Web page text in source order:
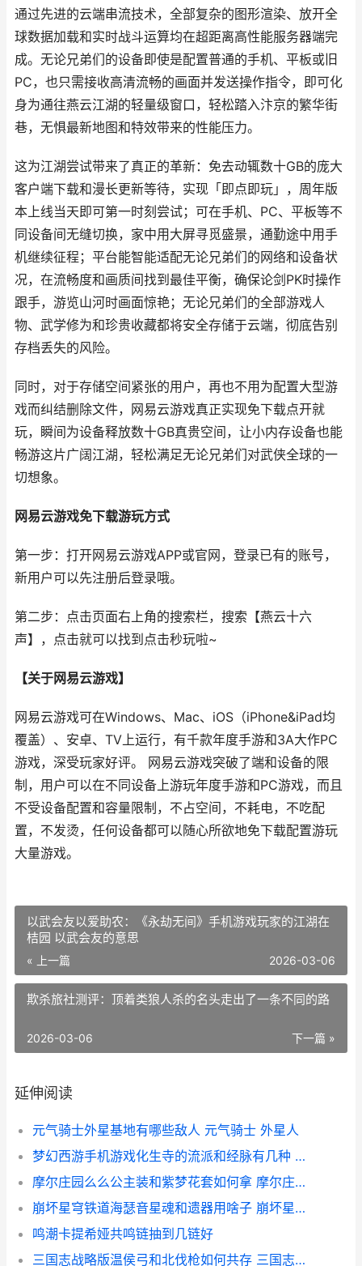
通过先进的云端串流技术，全部复杂的图形渲染、放开全
球数据加载和实时战斗运算均在超距离高性能服务器端完
成。无论兄弟们的设备即使是配置普通的手机、平板或旧
PC，也只需接收高清流畅的画面并发送操作指令，即可化
身为通往燕云江湖的轻量级窗口，轻松踏入汴京的繁华街
巷，无惧最新地图和特效带来的性能压力。
这为江湖尝试带来了真正的革新：免去动辄数十GB的庞大
客户端下载和漫长更新等待，实现「即点即玩」，周年版
本上线当天即可第一时刻尝试；可在手机、PC、平板等不
同设备间无缝切换，家中用大屏寻觅盛景，通勤途中用手
机继续征程；平台能智能适配无论兄弟们的网络和设备状
况，在流畅度和画质间找到最佳平衡，确保论剑PK时操作
跟手，游览山河时画面惊艳；无论兄弟们的全部游戏人
物、武学修为和珍贵收藏都将安全存储于云端，彻底告别
存档丢失的风险。
同时，对于存储空间紧张的用户，再也不用为配置大型游
戏而纠结删除文件，网易云游戏真正实现免下载点开就
玩，瞬间为设备释放数十GB真贵空间，让小内存设备也能
畅游这片广阔江湖，轻松满足无论兄弟们对武侠全球的一
切想象。
网易云游戏免下载游玩方式
第一步：打开网易云游戏APP或官网，登录已有的账号，
新用户可以先注册后登录哦。
第二步：点击页面右上角的搜索栏，搜索【燕云十六
声】，点击就可以找到点击秒玩啦~
【关于网易云游戏】
网易云游戏可在Windows、Mac、iOS（iPhone&iPad均
覆盖）、安卓、TV上运行，有千款年度手游和3A大作PC
游戏，深受玩家好评。 网易云游戏突破了端和设备的限
制，用户可以在不同设备上游玩年度手游和PC游戏，而且
不受设备配置和容量限制，不占空间，不耗电，不吃配
置，不发烫，任何设备都可以随心所欲地免下载配置游玩
大量游戏。
以武会友以爱助农：《永劫无间》手机游戏玩家的江湖在
桔园 以武会友的意思
« 上一篇 2026-03-06
欺杀旅社测评：顶着类狼人杀的名头走出了一条不同的路
下一篇 »
2026-03-06
延伸阅读
元气骑士外星基地有哪些敌人 元气骑士 外星人
梦幻西游手机游戏化生寺的流派和经脉有几种 梦幻西游手机游苹果
摩尔庄园么么公主装和紫梦花套如何拿 摩尔庄园么么公主生日
崩坏星穹铁道海瑟音星魂和遗器用啥子 崩坏星穹铁道海盗占领列车
鸣潮卡提希娅共鸣链抽到几链好
三国志战略版温侯弓和北伐枪如何共存 三国志战略版温侯吕布